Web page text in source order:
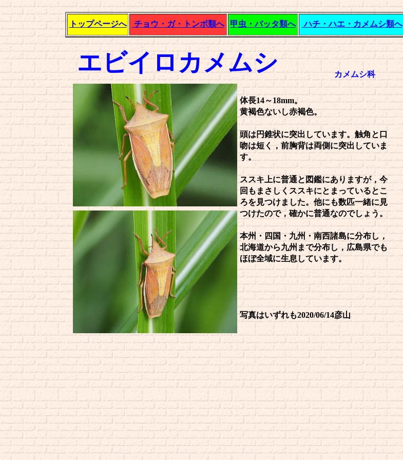
トップページへ チョウ・ガ・トンボ類へ 甲虫・バッタ類へ ハチ・ハエ・カメムシ類へ
エビイロカメムシ カメムシ科
体長14～18mm。
黄褐色ないし赤褐色。
頭は円錐状に突出しています。触角と口
吻は短く，前胸背は両側に突出していま
す。
ススキ上に普通と図鑑にありますが，今
回もまさしくススキにとまっているとこ
ろを見つけました。他にも数匹一緒に見
つけたので，確かに普通なのでしょう。
本州・四国・九州・南西諸島に分布し，
北海道から九州まで分布し，広島県でも
ほぼ全域に生息しています。
写真はいずれも2020/06/14彦山